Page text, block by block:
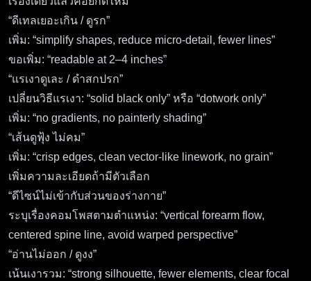
“ดีเทลเยอะเกิน / ดูรก”
เพิ่ม: “simplify shapes, reduce micro-detail, fewer lines”
ขอเพิ่ม: “readable at 2–4 inches”
“แรเงาดูเละ / ดำสกปรก”
เปลี่ยนวิธีแรเงา: “solid black only” หรือ “dotwork only”
เพิ่ม: “no gradients, no painterly shading”
“เส้นดูฟุ้ง ไม่คม”
เพิ่ม: “crisp edges, clean vector-like linework, no grain”
เพิ่มความละเอียดถ้ามีตัวเลือก
“ดีไซน์ไม่เข้ากับส่วนของร่างกาย”
ระบุเรื่องคอมโพสตามตำแหน่ง: “vertical forearm flow,
centered spine line, avoid warped perspective”
“อ่านไม่ออก / ดูงง”
เน้นเงารวม: “strong silhouette, fewer elements, clear focal